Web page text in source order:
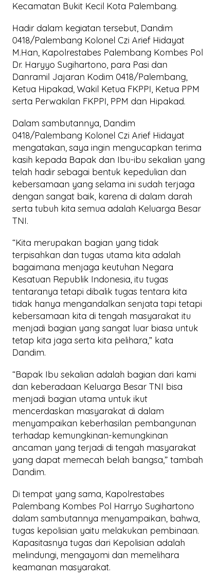
Kecamatan Bukit Kecil Kota Palembang.
Hadir dalam kegiatan tersebut, Dandim
0418/Palembang Kolonel Czi Arief Hidayat
M.Han, Kapolrestabes Palembang Kombes Pol
Dr. Haryyo Sugihartono, para Pasi dan
Danramil Jajaran Kodim 0418/Palembang,
Ketua Hipakad, Wakil Ketua FKPPI, Ketua PPM
serta Perwakilan FKPPI, PPM dan Hipakad.
Dalam sambutannya, Dandim
0418/Palembang Kolonel Czi Arief Hidayat
mengatakan, saya ingin mengucapkan terima
kasih kepada Bapak dan Ibu-ibu sekalian yang
telah hadir sebagai bentuk kepedulian dan
kebersamaan yang selama ini sudah terjaga
dengan sangat baik, karena di dalam darah
serta tubuh kita semua adalah Keluarga Besar
TNI.
“Kita merupakan bagian yang tidak
terpisahkan dan tugas utama kita adalah
bagaimana menjaga keutuhan Negara
Kesatuan Republik Indonesia, itu tugas
tentaranya tetapi dibalik tugas tentara kita
tidak hanya mengandalkan senjata tapi tetapi
kebersamaan kita di tengah masyarakat itu
menjadi bagian yang sangat luar biasa untuk
tetap kita jaga serta kita pelihara,” kata
Dandim.
“Bapak Ibu sekalian adalah bagian dari kami
dan keberadaan Keluarga Besar TNI bisa
menjadi bagian utama untuk ikut
mencerdaskan masyarakat di dalam
menyampaikan keberhasilan pembangunan
terhadap kemungkinan-kemungkinan
ancaman yang terjadi di tengah masyarakat
yang dapat memecah belah bangsa,” tambah
Dandim.
Di tempat yang sama, Kapolrestabes
Palembang Kombes Pol Harryo Sugihartono
dalam sambutannya menyampaikan, bahwa,
tugas kepolisian yaitu melakukan pembinaan.
Kapasitasnya tugas dari Kepolisian adalah
melindungi, mengayomi dan memelihara
keamanan masyarakat.